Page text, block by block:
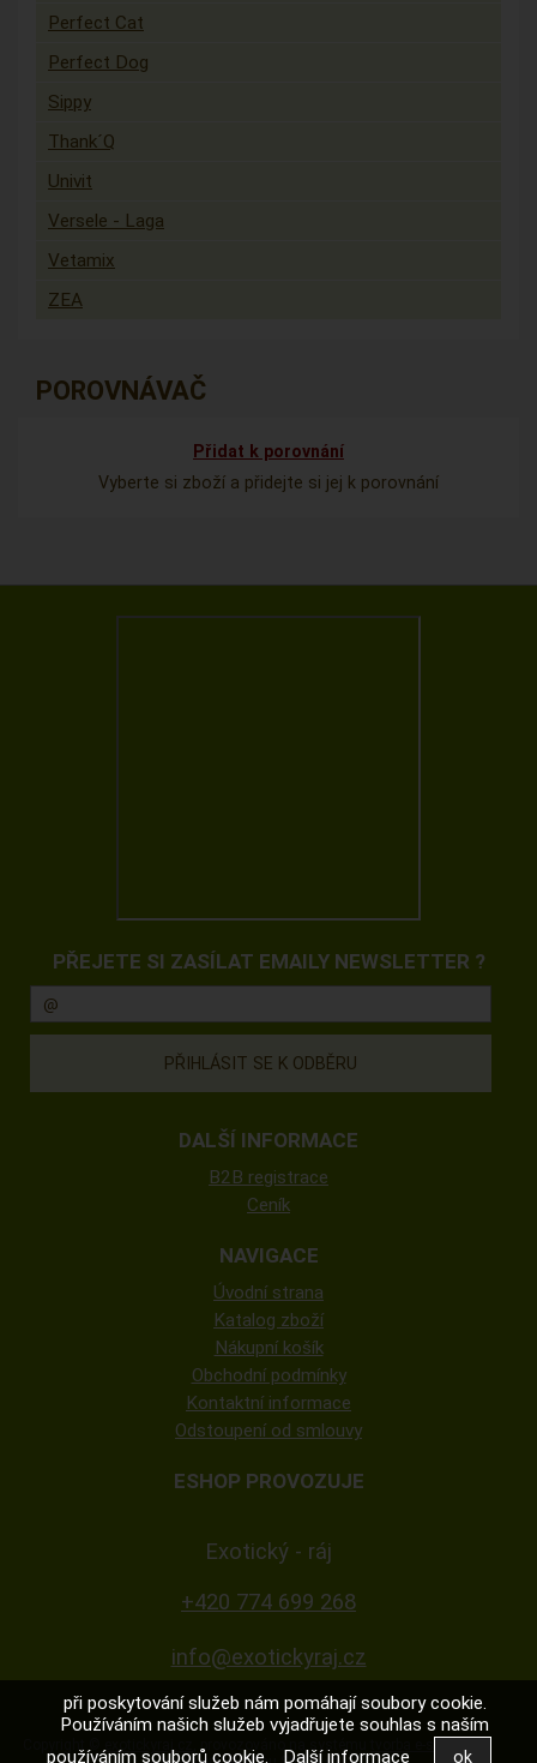
Perfect Cat
Perfect Dog
Sippy
Thank´Q
Univit
Versele - Laga
Vetamix
ZEA
POROVNÁVAČ
Přidat k porovnání
Vyberte si zboží a přidejte si jej k porovnání
PŘEJETE SI ZASÍLAT EMAILY NEWSLETTER ?
DALŠÍ INFORMACE
B2B registrace
Ceník
NAVIGACE
Úvodní strana
Katalog zboží
Nákupní košík
Obchodní podmínky
Kontaktní informace
Odstoupení od smlouvy
ESHOP PROVOZUJE
Exotický - ráj
+420 774 699 268
info@exotickyraj.cz
provozováno na systému
při poskytování služeb nám pomáhají soubory cookie.
Používáním našich služeb vyjadřujete souhlas s naším
používáním souborů cookie.
Další informace